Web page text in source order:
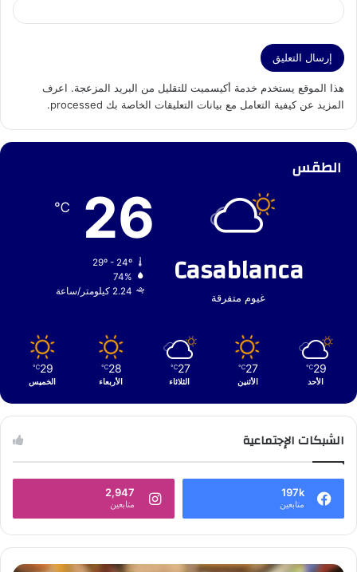
هذا الموقع يستخدم خدمة أكيسميت للتقليل من البريد المزعجة. اعرف
المزيد عن كيفية التعامل مع بيانات التعليقات الخاصة بك processed
.
الطقس
Casablanca
غيوم متفرقة
26
℃
29º - 24º
74%
2.24 كيلومتر/ساعة
29
℃
الأحد
27
℃
الأثنين
27
℃
الثلاثاء
28
℃
الأربعاء
29
℃
الخميس
الشبكات الإجتماعية
197k
متابعين
2,947
متابعين